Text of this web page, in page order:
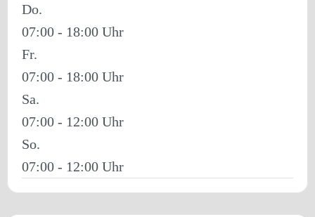
Do.
07:00 - 18:00
Fr.
07:00 - 18:00
Sa.
07:00 - 12:00
So.
07:00 - 12:00